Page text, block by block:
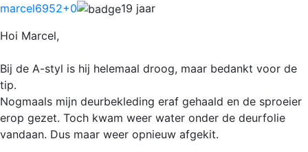
marcel6952+0
19 jaar
Hoi Marcel,
Bij de A-styl is hij helemaal droog, maar bedankt voor de
tip.
Nogmaals mijn deurbekleding eraf gehaald en de sproeier
erop gezet. Toch kwam weer water onder de deurfolie
vandaan. Dus maar weer opnieuw afgekit.